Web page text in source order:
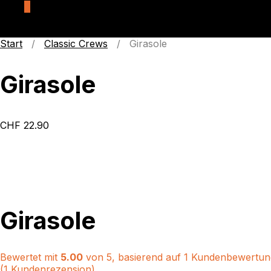
Start / Classic Crews / Girasole
Girasole
CHF 22.90
Girasole
Bewertet mit 5.00 von 5, basierend auf 1